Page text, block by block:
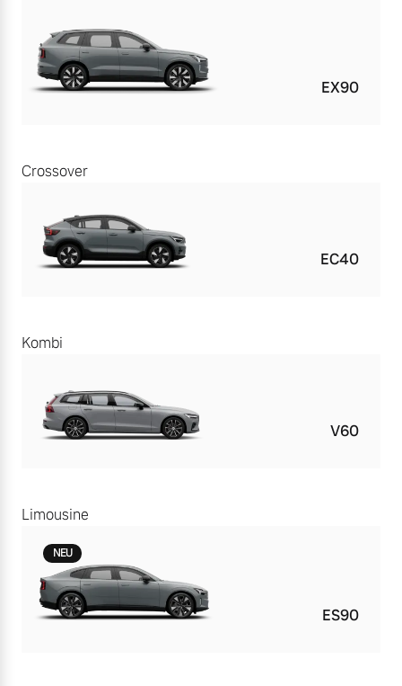
EX90
Crossover
EC40
Kombi
V60
Limousine
NEU
ES90